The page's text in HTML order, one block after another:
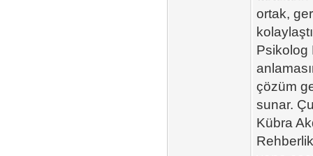
ortak,
Psikolog
çözüm
sunar.
Kübra